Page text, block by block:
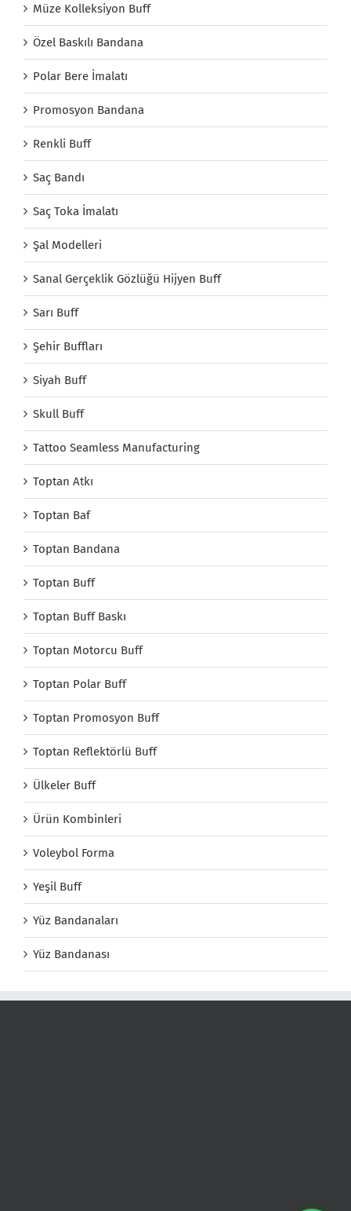
Müze Kolleksiyon Buff
Özel Baskılı Bandana
Polar Bere İmalatı
Promosyon Bandana
Renkli Buff
Saç Bandı
Saç Toka İmalatı
Şal Modelleri
Sanal Gerçeklik Gözlüğü Hijyen Buff
Sarı Buff
Şehir Buffları
Siyah Buff
Skull Buff
Tattoo Seamless Manufacturing
Toptan Atkı
Toptan Baf
Toptan Bandana
Toptan Buff
Toptan Buff Baskı
Toptan Motorcu Buff
Toptan Polar Buff
Toptan Promosyon Buff
Toptan Reflektörlü Buff
Ülkeler Buff
Ürün Kombinleri
Voleybol Forma
Yeşil Buff
Yüz Bandanaları
Yüz Bandanası